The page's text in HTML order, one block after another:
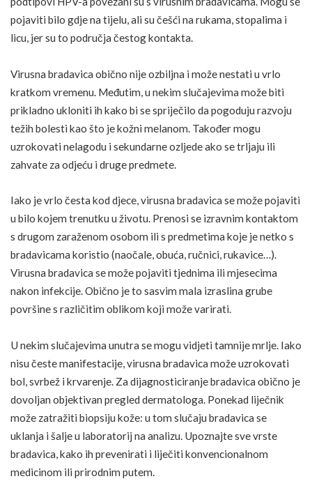
FOTO: SHUTTERSTOCK
pojaviti bilo gdje na tijelu, ali su češći na rukama, stopalima i
licu, jer su to područja čestog kontakta.
Virusna bradavica obično nije ozbiljna i može nestati u vrlo
kratkom vremenu. Međutim, u nekim slučajevima može biti
prikladno ukloniti ih kako bi se spriječilo da pogoduju razvoju
težih bolesti kao što je kožni melanom . Također mogu
uzrokovati nelagodu i sekundarne ozljede ako se trljaju ili
zahvate za odjeću i druge predmete.
Iako je vrlo česta kod djece, virusna bradavica se može pojaviti
u bilo kojem trenutku u životu. Prenosi se izravnim kontaktom
s drugom zaraženom osobom ili s predmetima koje je netko s
bradavicama koristio (naočale, obuća, ručnici, rukavice…).
Virusna bradavica se može pojaviti tjednima ili mjesecima
nakon infekcije. Obično je to sasvim mala izraslina grube
površine s različitim oblikom koji može varirati.
U nekim slučajevima unutra se mogu vidjeti tamnije mrlje. Iako
nisu česte manifestacije, virusna bradavica može uzrokovati
bol, svrbež i krvarenje. Za dijagnosticiranje bradavica obično je
dovoljan objektivan pregled dermatologa. Ponekad liječnik
može zatražiti biopsiju kože: u tom slučaju bradavica se
uklanja i šalje u laboratorij na analizu. Upoznajte sve vrste
bradavica, kako ih prevenirati i liječiti konvencionalnom
medicinom ili prirodnim putem.